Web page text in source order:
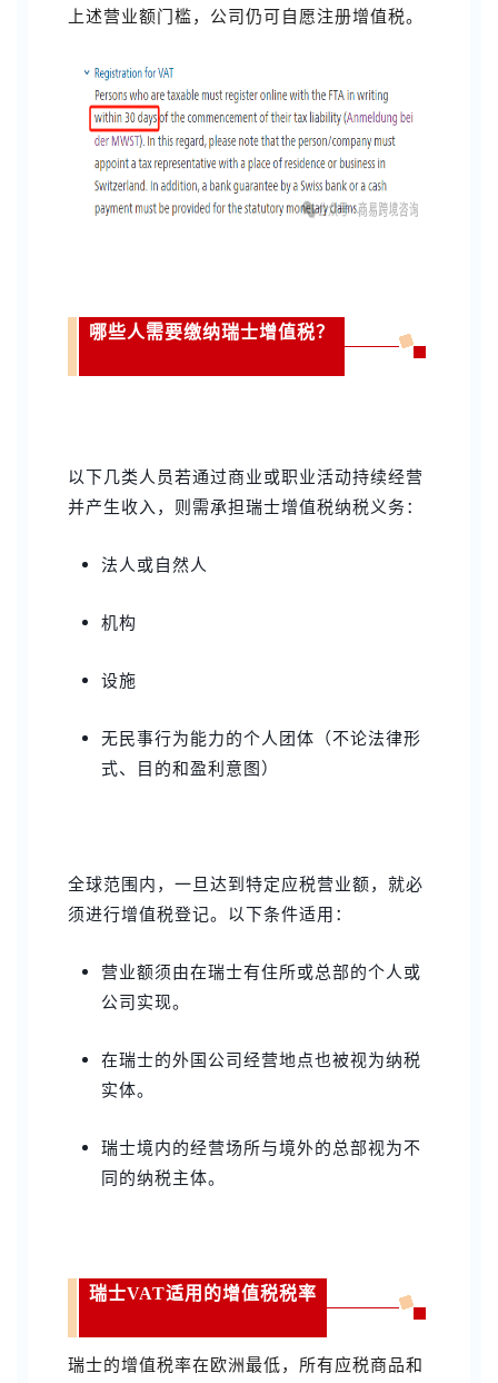
上述营业额门槛，公司仍可自愿注册增值税。
哪些人需要缴纳瑞士增值税？
以下几类人员若通过商业或职业活动持续经营
并产生收入，则需承担瑞士增值税纳税义务：
法人或自然人
机构
设施
无民事行为能力的个人团体（不论法律形
式、目的和盈利意图）
全球范围内，一旦达到特定应税营业额，就必
须进行增值税登记。以下条件适用：
营业额须由在瑞士有住所或总部的个人或
公司实现。
在瑞士的外国公司经营地点也被视为纳税
实体。
瑞士境内的经营场所与境外的总部视为不
同的纳税主体。
瑞士VAT适用的增值税税率
瑞士的增值税率在欧洲最低，所有应税商品和